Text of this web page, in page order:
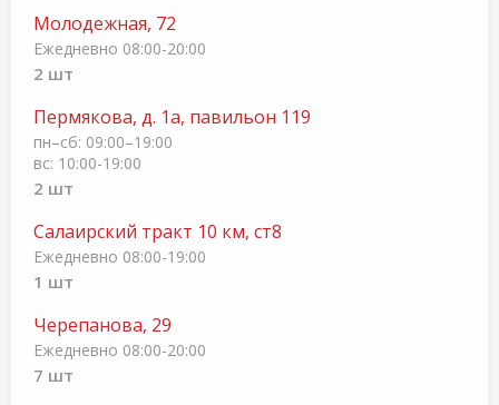
Молодежная, 72
Ежедневно 08:00-20:00
2 шт
Пермякова, д. 1а, павильон 119
пн–сб: 09:00–19:00
вс: 10:00-19:00
2 шт
Салаирский тракт 10 км, ст8
Ежедневно 08:00-19:00
1 шт
Черепанова, 29
Ежедневно 08:00-20:00
7 шт